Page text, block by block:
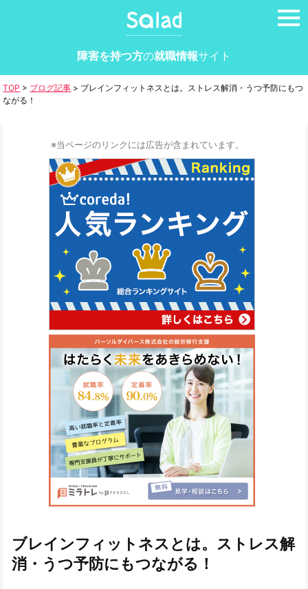
障害を持つ方の就職情報サイト
TOP > ブログ記事 > ブレインフィットネスとは。ストレス解消・うつ予防にもつ
ながる！
※当ページのリンクには広告が含まれています。
ブレインフィットネスとは。ストレス解
消・うつ予防にもつながる！